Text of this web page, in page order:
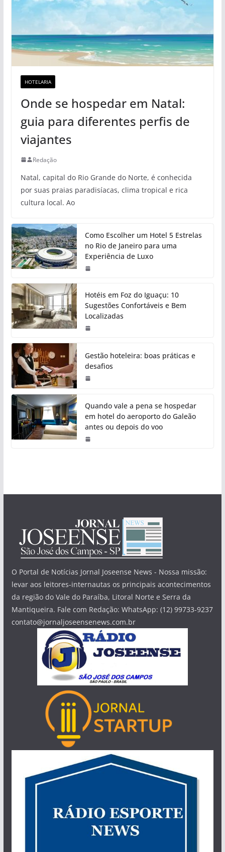
HOTELARIA
Onde se hospedar em Natal:
guia para diferentes perfis de
viajantes
Redação
Natal, capital do Rio Grande do Norte, é conhecida
por suas praias paradisíacas, clima tropical e rica
cultura local. Ao
Como Escolher um Hotel 5 Estrelas
no Rio de Janeiro para uma
Experiência de Luxo
Hotéis em Foz do Iguaçu: 10
Sugestões Confortáveis e Bem
Localizadas
Gestão hoteleira: boas práticas e
desafios
Quando vale a pena se hospedar
em hotel do aeroporto do Galeão
antes ou depois do voo
O Portal de Notícias Jornal Joseense News - Nossa missão:
levar aos leitores-internautas os principais acontecimentos
da região do Vale do Paraíba, Litoral Norte e Serra da
Mantiqueira. Fale com Redação: WhatsApp: (12) 99733-9237
contato@jornaljoseensenews.com.br